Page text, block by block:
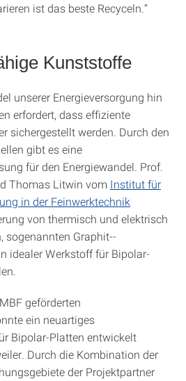
ist das beste Recyceln.“
Kunststoffe
unserer Energieversorgung hin
erfordert, dass effiziente
sichergestellt werden. Durch den
gibt es eine
für den Energiewandel. Prof.
Thomas Litwin vom Institut für
in der Feinwerktechnik
von thermisch und elektrisch
sogenannten Graphit-­
idealer Werkstoff für Bipolar-
geförderten
ein neuartiges
Bipolar-Platten entwickelt
Durch die Kombination der
der Projektpartner